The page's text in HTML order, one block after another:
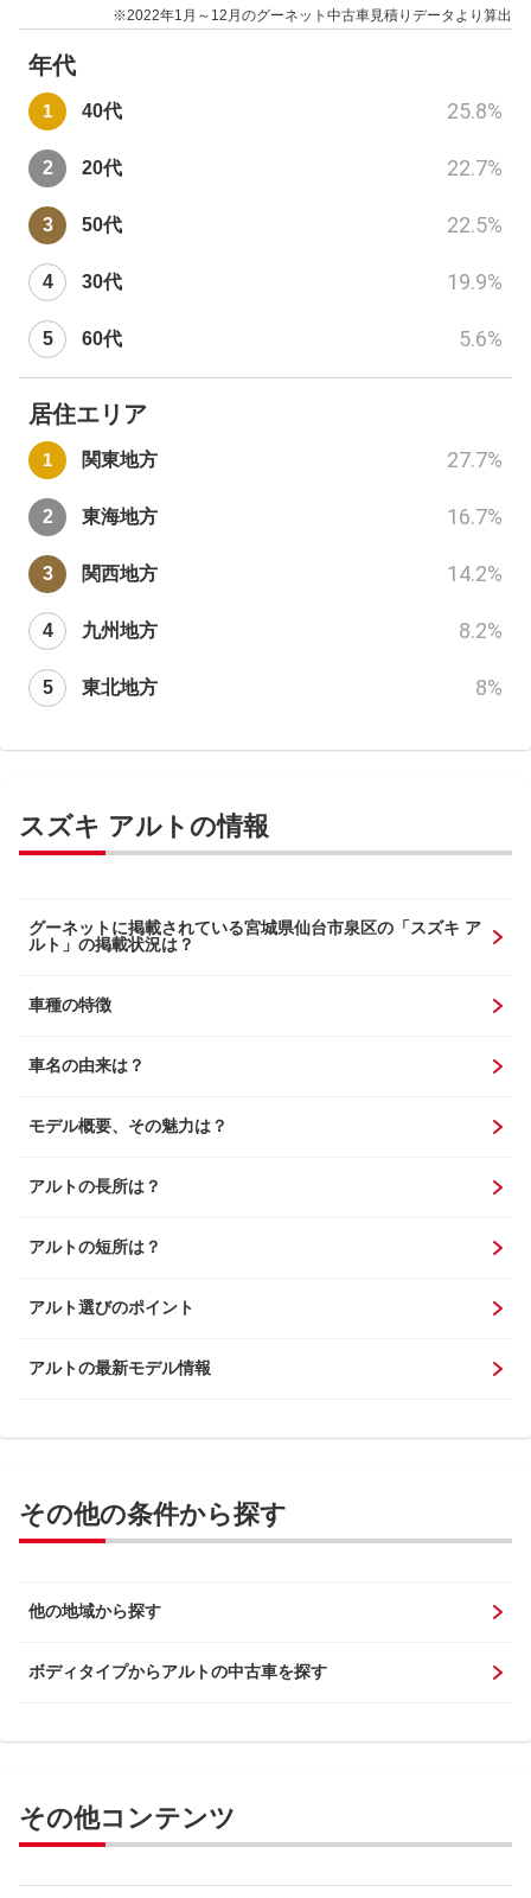
※2022年1月～12月のグーネット中古車見積りデータより算出
年代
40代 25.8%
20代 22.7%
50代 22.5%
30代 19.9%
60代 5.6%
居住エリア
関東地方 27.7%
東海地方 16.7%
関西地方 14.2%
九州地方 8.2%
東北地方 8%
スズキ アルトの情報
グーネットに掲載されている宮城県仙台市泉区の「スズキ ア
ルト」の掲載状況は？
車種の特徴
車名の由来は？
モデル概要、その魅力は？
アルトの長所は？
アルトの短所は？
アルト選びのポイント
アルトの最新モデル情報
その他の条件から探す
他の地域から探す
ボディタイプからアルトの中古車を探す
その他コンテンツ